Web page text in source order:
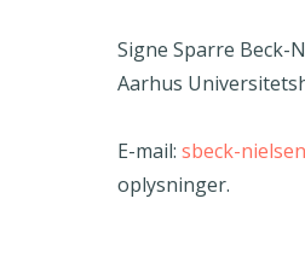
Signe Sparre Beck-
Aarhus
E-mail: sbeck-
oplysninger.